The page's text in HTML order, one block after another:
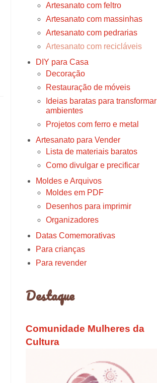
Artesanato com feltro
Artesanato com massinhas
Artesanato com pedrarias
Artesanato com recicláveis
DIY para Casa
Decoração
Restauração de móveis
Ideias baratas para transformar
ambientes
Projetos com ferro e metal
Artesanato para Vender
Lista de materiais baratos
Como divulgar e precificar
Moldes e Arquivos
Moldes em PDF
Desenhos para imprimir
Organizadores
Datas Comemorativas
Para crianças
Para revender
Destaque
Comunidade Mulheres da
Cultura